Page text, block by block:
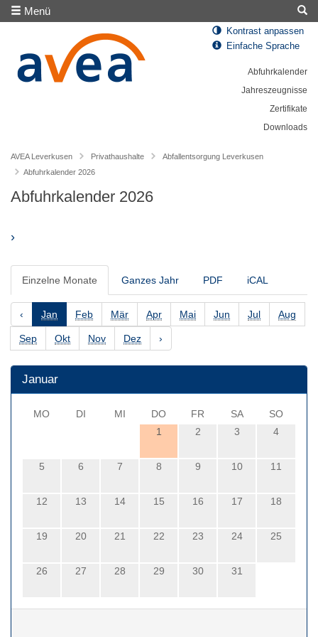
Menü
Kontrast anpassen
Einfache Sprache
Abfuhrkalender
Jahreszeugnisse
Zertifikate
Downloads
AVEA Leverkusen Privathaushalte
Abfallentsorgung Leverkusen
Abfuhrkalender 2026
Abfuhrkalender 2026
›
Einzelne Monate Ganzes Jahr PDF iCAL
‹ Jan Feb Mär Apr Mai Jun Jul Aug
Sep Okt Nov Dez ›
Januar
MO DI MI DO FR SA
SO
1
2 3 4
5 6 7 8 9 10 11
12 13 14 15 16 17 18
19 20 21 22 23 24 25
26 27 28 29 30 31